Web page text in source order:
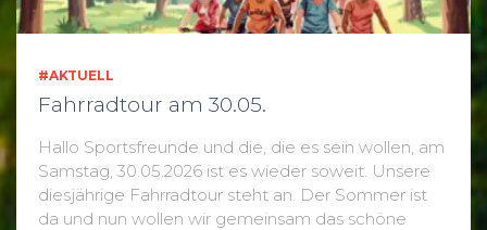
#AKTUELL
Fahrradtour am 30.05.
Hallo Sportsfreunde und die, die es sein wollen, am
Samstag, 30.05.2026 ist es wieder soweit. Unsere
diesjährige Fahrradtour steht an. Der Sommer ist
da und nun wollen wir gemeinsam das schöne